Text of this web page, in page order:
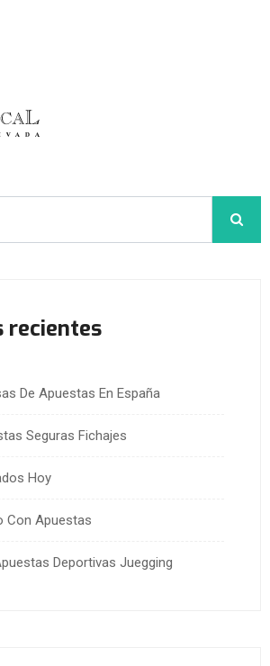
recientes
De Apuestas En España
Seguras Fichajes
Hoy
Con Apuestas
Deportivas Juegging